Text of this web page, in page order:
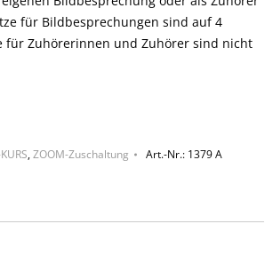
für Bildbesprechungen sind auf 4
für Zuhörerinnen und Zuhörer sind nicht
,ZOOM-Zuschaltung Art.-Nr.: 1379 A